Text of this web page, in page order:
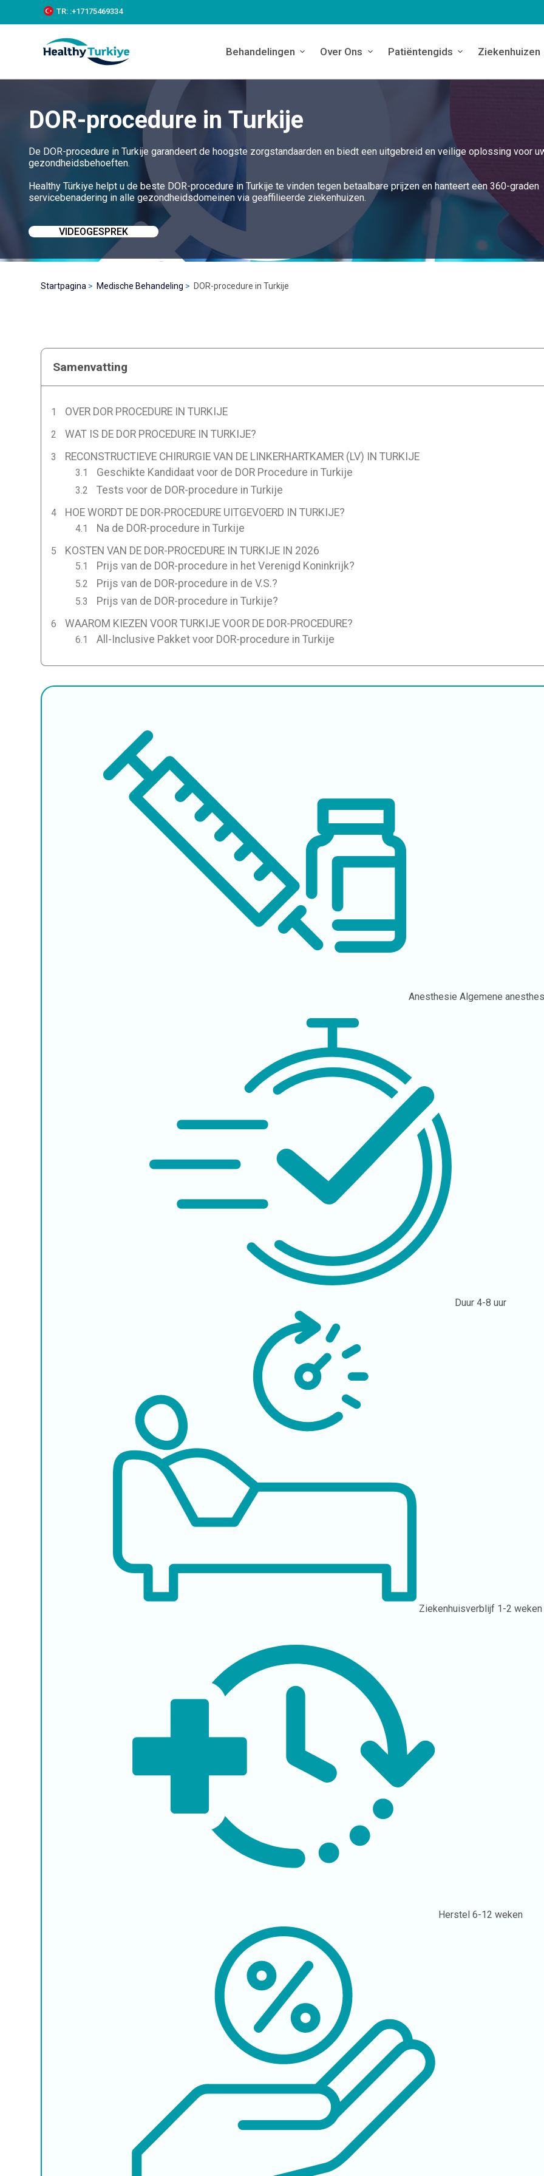
k
c
TR: :+‪17175469334‬
Behandelingen Over Ons Patiëntengids Ziekenhuizen
DOR-procedure in Turkije
De DOR-procedure in Turkije garandeert de hoogste zorgstandaarden en biedt een uitgebreid en veilige oplossing voor
gezondheidsbehoeften.
Healthy Türkiye helpt u de beste DOR-procedure in Turkije te vinden tegen betaalbare prijzen en hanteert een 360-graden
servicebenadering in alle gezondheidsdomeinen via geaffilieerde ziekenhuizen.
VIDEOGESPREK
Startpagina Medische Behandeling DOR-procedure in Turkije
Samenvatting
OVER DOR PROCEDURE IN TURKIJE
WAT IS DE DOR PROCEDURE IN TURKIJE?
RECONSTRUCTIEVE CHIRURGIE VAN DE LINKERHARTKAMER (LV) IN TURKIJE
Geschikte Kandidaat voor de DOR Procedure in Turkije
Tests voor de DOR-procedure in Turkije
HOE WORDT DE DOR-PROCEDURE UITGEVOERD IN TURKIJE?
Na de DOR-procedure in Turkije
KOSTEN VAN DE DOR-PROCEDURE IN TURKIJE IN 2026
Prijs van de DOR-procedure in het Verenigd Koninkrijk?
Prijs van de DOR-procedure in de V.S.?
Prijs van de DOR-procedure in Turkije?
WAAROM KIEZEN VOOR TURKIJE VOOR DE DOR-PROCEDURE?
All-Inclusive Pakket voor DOR-procedure in Turkije
Anesthesie Algemene
Duur 4-8 uur
Ziekenhuisverblijf 1-2 weken
Herstel 6-12 weken